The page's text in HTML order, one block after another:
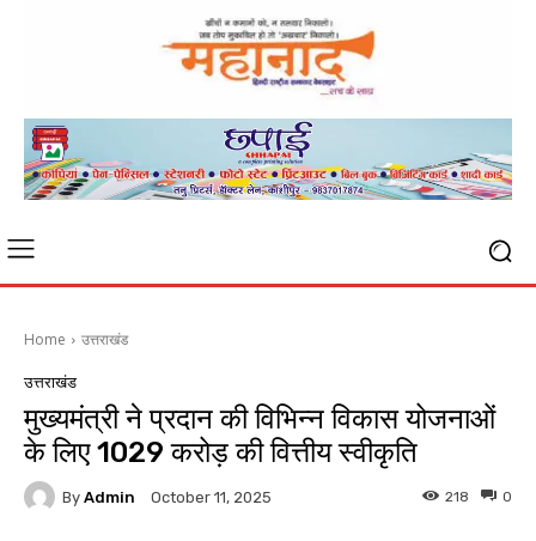
Home उत्तराखंड
उत्तराखंड
मुख्यमंत्री ने प्रदान की विभिन्न विकास योजनाओं
के लिए 1029 करोड़ की वित्तीय स्वीकृति
By Admin October 11, 2025 0
218